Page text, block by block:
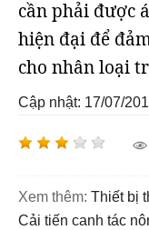
cần phải được
hiện đại để
cho nhân loại
Cập nhật: 17/07/
Xem thêm: thiết bị
cải tiến canh tác